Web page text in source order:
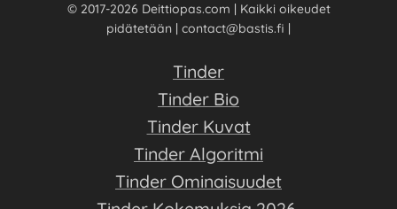
© 2017-2026 Deittiopas.com | Kaikki oikeudet
pidätetään | contact@bastis.fi |
Tinder
Tinder Bio
Tinder Kuvat
Tinder Algoritmi
Tinder Ominaisuudet